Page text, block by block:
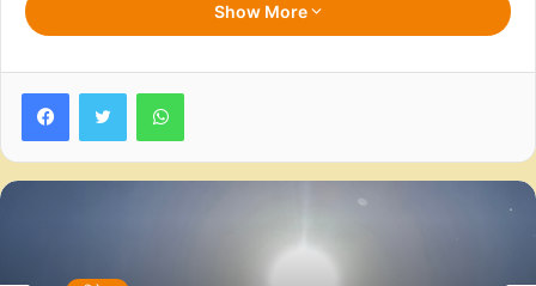
चले संघर्ष में 30 लोग मारे गए थे। इनमें से एक ही परिवार के 29 सदस्य भी
शामिल थे।
ओल्गा यहूदी नरसंहार सर्वाइवर थीं। 1933 में जर्मनी की सत्ता पर काबिज
होने के बाद एडोल्फ हिटलर ने अपना नस्लवादी साम्राज्य बनाया था।
तानाशाह ने यहूदियों को चुन-चुनकर मारा। हिटलर की ये नफरत होलोकास्ट
Show More
FacebookTwitter WhatsApp